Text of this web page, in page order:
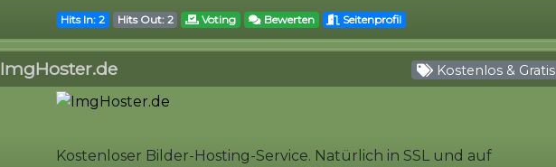
Hits In: 2 Hits Out: 2 Voting Bewerten Seitenprofil
ImgHoster.de Kostenlos & Gratis
Kostenloser Bilder-Hosting-Service. Natürlich in SSL und auf